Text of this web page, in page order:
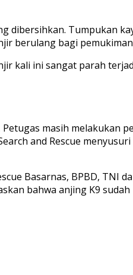
dibersihkan. Tumpukan
berulang bagi
kali ini sangat parah
masih melakukan
and Rescue
Basarnas, BPBD, TNI
bahwa anjing K9